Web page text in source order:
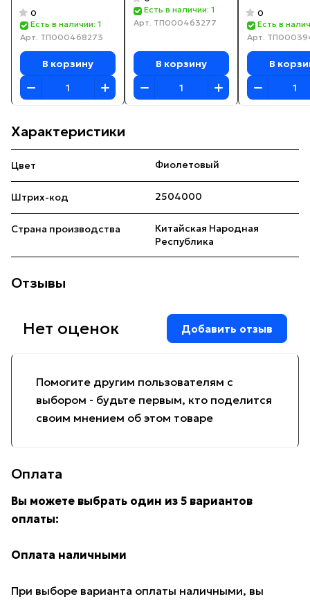
Novamach
NSL0807HD
0
Есть в наличии: 1
Арт. ТП000468273
В корзину
Есть в наличии: 1
Арт. ТП000463277
В корзину
0
Есть в
Арт.
В
Характеристики
Цвет Фиолетовый
Штрих-код 2504000
Страна производства
Китайская Народная
Республика
Отзывы
Помогите другим пользователям с
выбором - будьте первым, кто поделится
своим мнением об этом товаре
Нет оценок Добавить отзыв
Оплата
Вы можете выбрать один из 5 вариантов
оплаты:
Оплата наличными
При выборе варианта оплаты наличными, вы